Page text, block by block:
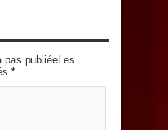
pas publiéeLes
*